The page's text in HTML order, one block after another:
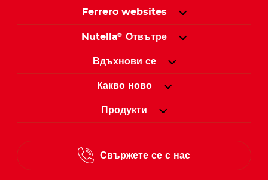
Ferrero websites
Nutella® Отвътре
Вдъхнови се
Какво ново
Продукти
Свържете се с нас